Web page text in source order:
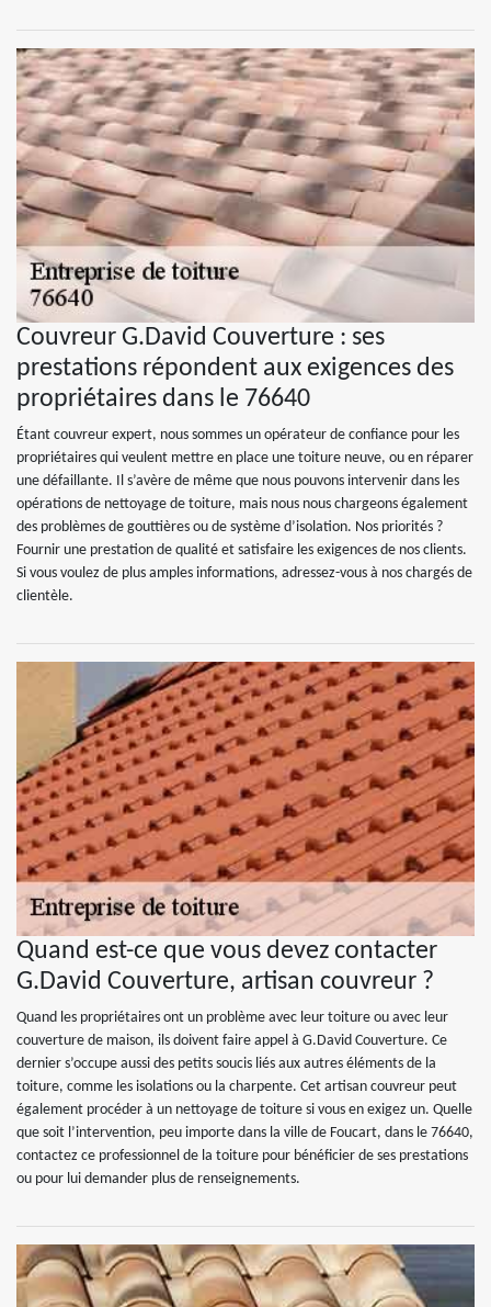
Couvreur G.David Couverture : ses
prestations répondent aux exigences des
propriétaires dans le 76640
Étant couvreur expert, nous sommes un opérateur de confiance pour les
propriétaires qui veulent mettre en place une toiture neuve, ou en réparer
une défaillante. Il s’avère de même que nous pouvons intervenir dans les
opérations de nettoyage de toiture, mais nous nous chargeons également
des problèmes de gouttières ou de système d’isolation. Nos priorités ?
Fournir une prestation de qualité et satisfaire les exigences de nos clients.
Si vous voulez de plus amples informations, adressez-vous à nos chargés de
clientèle.
Quand est-ce que vous devez contacter
G.David Couverture, artisan couvreur ?
Quand les propriétaires ont un problème avec leur toiture ou avec leur
couverture de maison, ils doivent faire appel à G.David Couverture. Ce
dernier s’occupe aussi des petits soucis liés aux autres éléments de la
toiture, comme les isolations ou la charpente. Cet artisan couvreur peut
également procéder à un nettoyage de toiture si vous en exigez un. Quelle
que soit l’intervention, peu importe dans la ville de Foucart, dans le 76640,
contactez ce professionnel de la toiture pour bénéficier de ses prestations
ou pour lui demander plus de renseignements.